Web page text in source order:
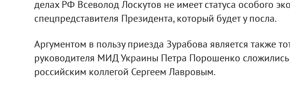
делах РФ Всеволод Лоскутов не имеет статуса особого
спецпредставителя Президента, который будет у посла.
Аргументом в пользу приезда Зурабова является также
руководителя МИД Украины Петра Порошенко
российским коллегой Сергеем Лавровым.